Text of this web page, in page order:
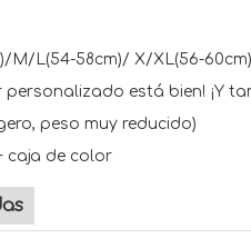
M/L(54-58cm)/ X/XL(56-
personalizado está bien! ¡Y
peso muy reducido)
caja de color